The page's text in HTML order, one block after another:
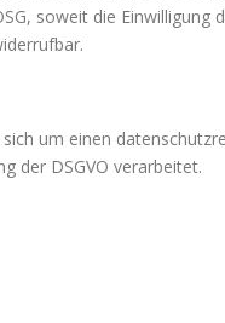
soweit die
um einen
der DSGVO verarbeitet.